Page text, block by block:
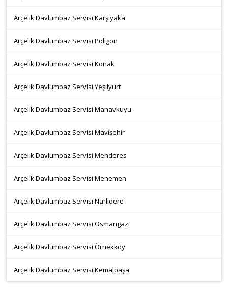
Arçelik Davlumbaz Servisi Karşıyaka
Arçelik Davlumbaz Servisi Poligon
Arçelik Davlumbaz Servisi Konak
Arçelik Davlumbaz Servisi Yeşilyurt
Arçelik Davlumbaz Servisi Manavkuyu
Arçelik Davlumbaz Servisi Mavişehir
Arçelik Davlumbaz Servisi Menderes
Arçelik Davlumbaz Servisi Menemen
Arçelik Davlumbaz Servisi Narlıdere
Arçelik Davlumbaz Servisi Osmangazi
Arçelik Davlumbaz Servisi Örnekköy
Arçelik Davlumbaz Servisi Kemalpaşa